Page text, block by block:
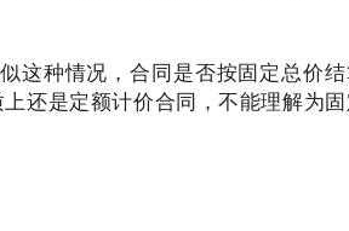
这种情况，合同是否按固定总价
还是定额计价合同，不能理解为